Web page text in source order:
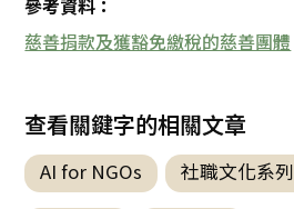
慈善捐款及獲豁免繳稅的慈善團體
查看關鍵字的相關文章
AI for NGOs 社職文化系列